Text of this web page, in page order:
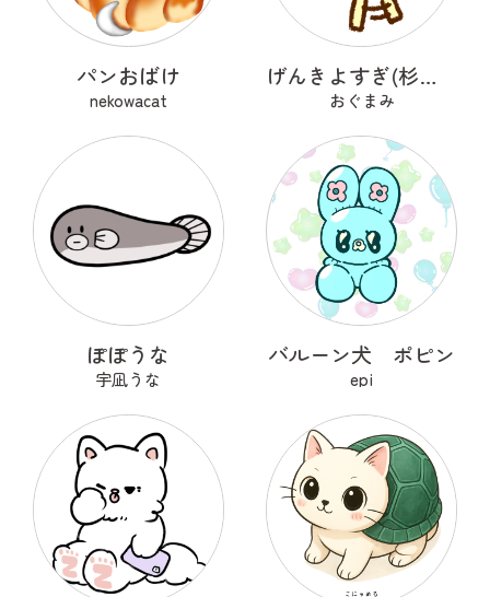
パンおばけ
nekowacat
げんきよすぎ(杉の木)
おぐまみ
ぽぽうな
宇凪うな
バルーン犬 ポピン
epi